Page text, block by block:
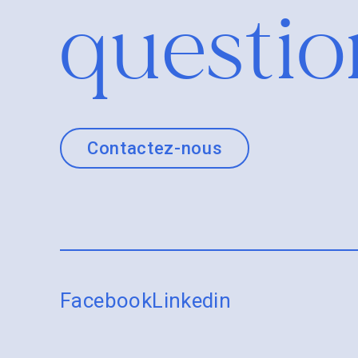
Contactez-nous
FacebookLinkedin